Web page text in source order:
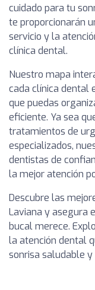
cuidado para tu
te proporcionarán
servicio y la
clínica dental.
Nuestro mapa
cada clínica dental
que puedas
eficiente. Ya sea
tratamientos de
especializados,
dentistas de
la mejor atención
Descubre las
Laviana y asegura
bucal merece.
la atención dental
sonrisa saludable y